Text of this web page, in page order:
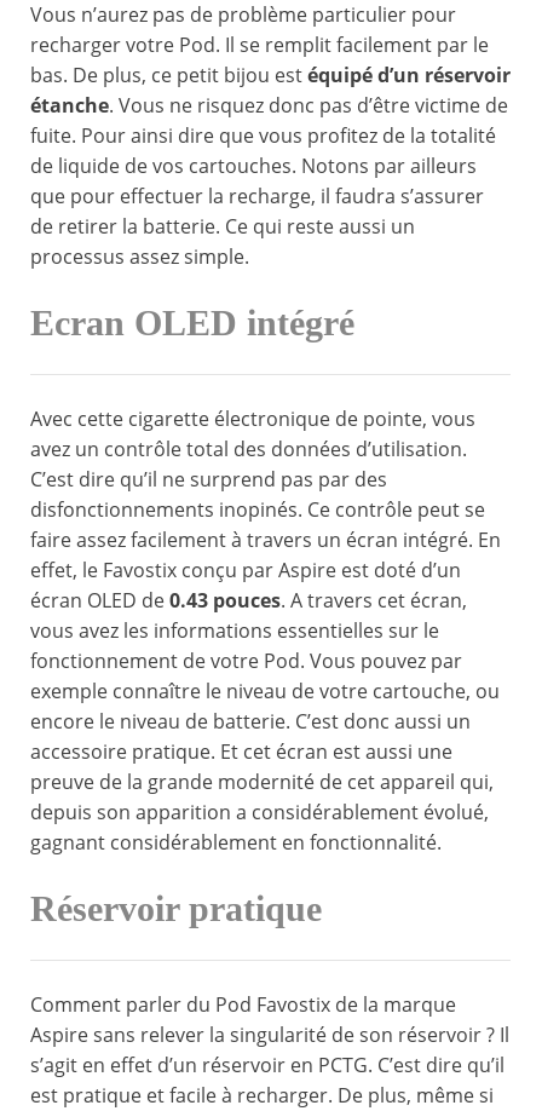
Vous n’aurez pas de problème particulier pour
recharger votre Pod. Il se remplit facilement par le
bas. De plus, ce petit bijou estéquipé d’un réservoir
étanche. Vous ne risquez donc pas d’être victime de
fuite. Pour ainsi dire que vous profitez de la totalité
de liquide de vos cartouches. Notons par ailleurs
que pour effectuer la recharge, il faudra s’assurer
de retirer la batterie. Ce qui reste aussi un
processus assez simple.
Ecran OLED intégré
Avec cette cigarette électronique de pointe, vous
avez un contrôle total des données d’utilisation.
C’est dire qu’il ne surprend pas par des
disfonctionnements inopinés. Ce contrôle peut se
faire assez facilement à travers un écran intégré. En
effet, le Favostix conçu par Aspire est doté d’un
écran OLED de0.43 pouces. A travers cet écran,
vous avez les informations essentielles sur le
fonctionnement de votre Pod. Vous pouvez par
exemple connaître le niveau de votre cartouche, ou
encore le niveau de batterie. C’est donc aussi un
accessoire pratique. Et cet écran est aussi une
preuve de la grande modernité de cet appareil qui,
depuis son apparition a considérablement évolué,
gagnant considérablement en fonctionnalité.
Réservoir pratique
Comment parler du Pod Favostix de la marque
Aspire sans relever la singularité de son réservoir ? Il
s’agit en effet d’un réservoir en PCTG. C’est dire qu’il
est pratique et facile à recharger. De plus, même si